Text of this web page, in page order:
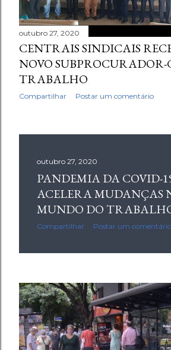
e
n
s
outubro 27, 2020
CENTRAIS SINDICAIS
NOVO
TRABALHO
Compartilhar Postar um comentário
outubro 27, 2020
PANDEMIA DA COVID-
ACELERA MUDANÇAS
MUNDO DO
Compartilhar Postar um comentário